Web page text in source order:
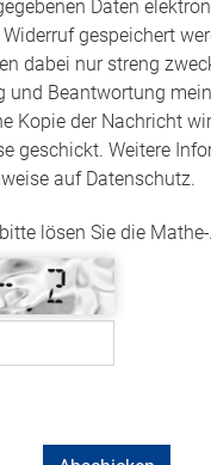
Daten
gespeichert
dabei nur streng
und Beantwortung
Kopie der Nachricht
geschickt. Weitere
auf Datenschutz.
lösen Sie die